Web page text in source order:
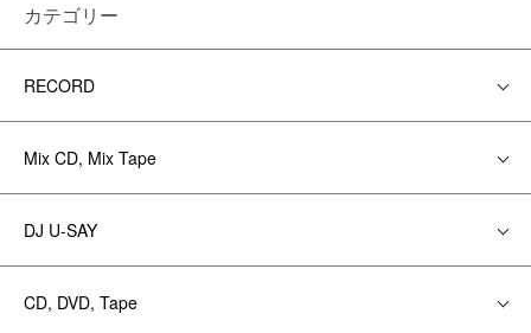
カテゴリー
RECORD
Mix CD, Mix Tape
DJ U-SAY
CD, DVD, Tape